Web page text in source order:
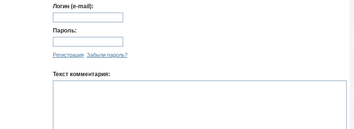
Логин (e-mail):
Пароль:
Регистрация Забыли пароль?
Текст комментария: